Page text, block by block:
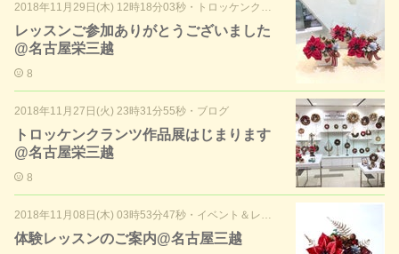
2018年11月29日(木) 12時18分03秒 ・ トロッケンクランツレッスン
レッスンご参加ありがとうございました
@名古屋栄三越
8
2018年11月27日(火) 23時31分55秒 ・ ブログ
トロッケンクランツ作品展はじまります
@名古屋栄三越
8
2018年11月08日(木) 03時53分47秒 ・ イベント＆レッスンのご案内
体験レッスンのご案内@名古屋三越